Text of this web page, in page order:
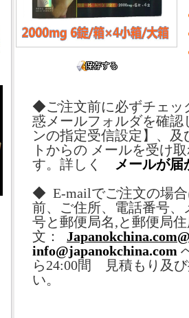
◆ご注文前に必ずチェ
惑メールフォルダを確
ンの指定受信設定】、
トからの メールを受け
す。詳しく
メールが届
◆ E-mailでご注文の場合
前、ご住所、電話番号、
号と郵便局名,と郵便局
文 ：
info@japanokchina.com
ら24:00間 見積もり及
い。